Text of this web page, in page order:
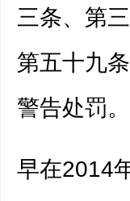
三条、第
第五十九
警告处罚。
早在2014